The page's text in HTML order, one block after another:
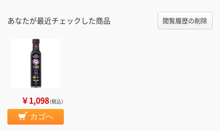
あなたが最近チェックした商品 閲覧履歴の削除
￥1,098（税込）
カゴへ